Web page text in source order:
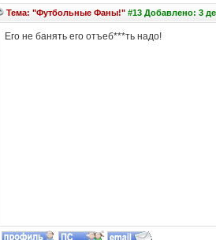
Тема: "Футбольные Фаны!"#13 Добавлено: 3
Его не банять его отъеб***ть надо!